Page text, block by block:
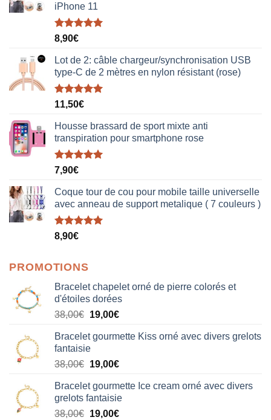
iPhone 11
Note5.00
8,90€
Lot de 2: câble chargeur/synchronisation USB
type-C de 2 mètres en nylon résistant (rose)
Note5.00
11,50€
Housse brassard de sport mixte anti
transpiration pour smartphone rose
Note5.00
7,90€
Coque tour de cou pour mobile taille universelle
avec anneau de support metalique ( 7 couleurs )
Note5.00
8,90€
PROMOTIONS
Bracelet chapelet orné de pierre colorés et
d'étoiles dorées
38,00€ Le
initial
était :
38,00€.
19,00€Le
actuel
19,00€.
Bracelet gourmette Kiss orné avec divers grelots
fantaisie
38,00€ Le
initial
était :
38,00€.
19,00€Le
actuel
est :
19,00€.
Bracelet gourmette Ice cream orné avec divers
grelots fantaisie
38,00€ Le
19,00€Le